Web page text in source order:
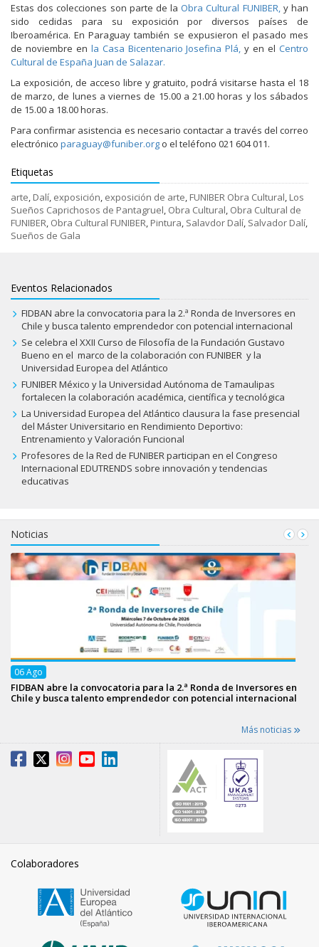
Estas dos colecciones son parte de laObra Cultural FUNIBER, y han
sido cedidas para su exposición por diversos países de
Iberoamérica. En Paraguay también se expusieron el pasado mes
de noviembre en la Casa Bicentenario Josefina Plá, y en elCentro
Cultural de España Juan de Salazar.
La exposición, de acceso libre y gratuito, podrá visitarse hasta el 18
de marzo, de lunes a viernes de 15.00 a 21.00 horas y los sábados
de 15.00 a 18.00 horas.
Para confirmar asistencia es necesario contactar a través del correo
electrónico paraguay@funiber.org o el teléfono 021 604 011.
Etiquetas
arte Dalí exposición exposición de arte FUNIBER Obra Cultural Los
Sueños Caprichosos de Pantagruel Obra Cultural Obra Cultural de
FUNIBER Obra Cultural FUNIBER Pintura Salavdor Dalí Salvador Dalí
Sueños de Gala
Eventos Relacionados
FIDBAN abre la convocatoria para la 2.ª Ronda de Inversores en
Chile y busca talento emprendedor con potencial internacional
Se celebra el XXII Curso de Filosofía de la Fundación Gustavo
Bueno en el marco de la colaboración con FUNIBER y la
Universidad Europea del Atlántico
FUNIBER México y la Universidad Autónoma de Tamaulipas
fortalecen la colaboración académica, científica y tecnológica
La Universidad Europea del Atlántico clausura la fase presencial
del Máster Universitario en Rendimiento Deportivo:
Entrenamiento y Valoración Funcional
Profesores de la Red de FUNIBER participan en el Congreso
Internacional EDUTRENDS sobre innovación y tendencias
educativas
Noticias
06Ago
FIDBAN abre la convocatoria para la 2.ª Ronda de Inversores en
Chile y busca talento emprendedor con potencial internacional
Más noticias
Colaboradores